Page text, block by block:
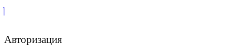
Авторизация